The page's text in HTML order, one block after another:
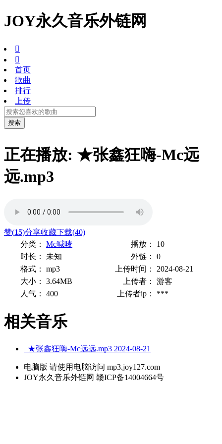
JOY永久音乐外链网


首页
歌曲
排行
上传
正在播放: ★张鑫狂嗨-Mc远
远.mp3
赞(15)分享收藏下载(40)
分类：
Mc喊唛 播放：
10
时长：
未知 外链：
0
格式：
mp3 上传时间：
2024-08-21
大小：
3.64MB 上传者：
游客
人气：
400 上传者ip： ***
相关音乐
★张鑫狂嗨-Mc远远.mp3 2024-08-21
电脑版 请使用电脑访问 mp3.joy127.com
JOY永久音乐外链网 赣ICP备14004664号